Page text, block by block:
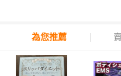
為您推薦